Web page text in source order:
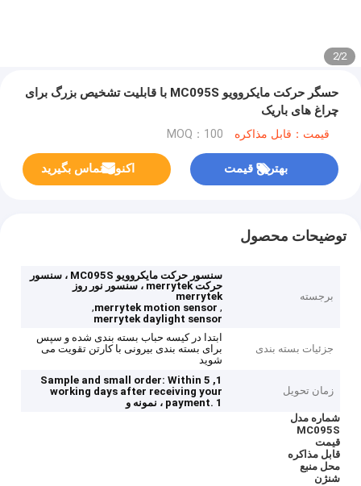
2
/
2
حسگر حرکت مایکروویو MC095S با قابلیت تشخیص بزرگ برای
چراغ های باریک
قیمت：قابل مذاکره MOQ：100
بهترین قیمت اکنون تماس بگیرید
توضیحات محصول
برجسته
سنسور حرکت مایکروویو MC095S ، سنسور
حرکت merrytek ، سنسور نور روز
merrytek
,
merrytek motion sensor
,
merrytek daylight sensor
جزئیات بسته بندی
ابتدا در کیسه حباب بسته بندی شده و سپس
برای بسته بندی بیرونی با کارتن تقویت می
شوید
زمان تحویل
1, Sample and small order: Within 5
working days after receiving your
payment. 1 ، نمونه و
شماره مدل
MC095S
قیمت
قابل مذاکره
محل منبع
شنژن